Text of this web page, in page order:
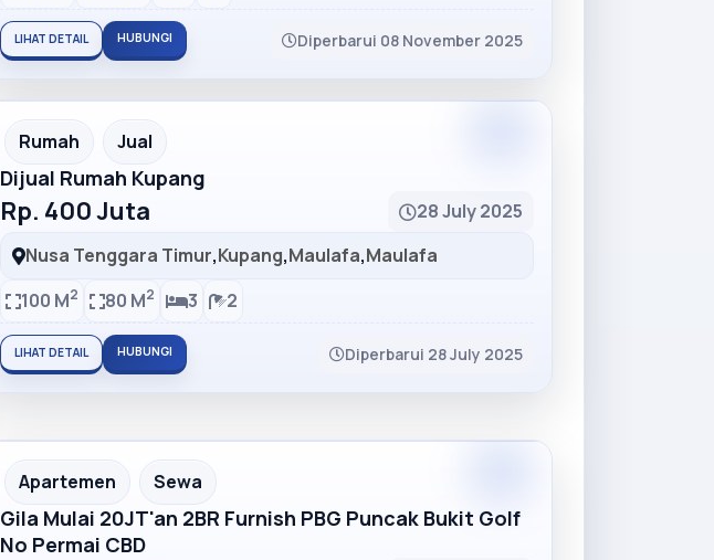
LIHAT DETAIL HUBUNGI Diperbarui 08 November 2025
Partner Ad
Rumah Jual
Dijual Rumah Kupang
Rp. 400 Juta
28 July 2025
Nusa Tenggara Timur,Kupang,Maulafa,Maulafa
100 M2 80 M2 3 2
LIHAT DETAIL HUBUNGI Diperbarui 28 July 2025
Partner Ad
Apartemen Sewa
Gila Mulai 20JT'an 2BR Furnish PBG Puncak Bukit Golf
No Permai CBD